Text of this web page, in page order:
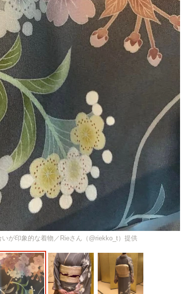
が印象的な着物／Rieさん（@riekko_t）提供